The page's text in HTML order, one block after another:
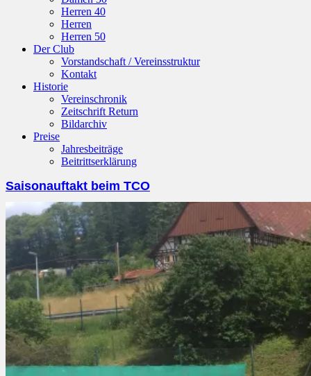
Herren 40
Herren
Herren 50
Der Club
Vorstandschaft / Vereinsstruktur
Kontakt
Historie
Vereinschronik
Zeitschrift Return
Bildarchiv
Preise
Jahresbeiträge
Beitrittserklärung
Saisonauftakt beim TCO